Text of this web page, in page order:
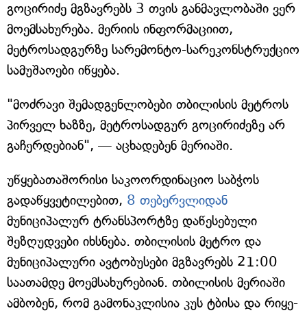
გოცირიძე მგზავრებს 3 თვის განმავლობაში ვერ
მოემსახურება. მერიის ინფორმაციით,
მეტროსადგურზე სარემონტო-სარეკონსტრუქციო
სამუშაოები იწყება.
"მოძრავი შემადგენლობები თბილისის მეტროს
პირველ ხაზზე, მეტროსადგურ გოცირიძეზე არ
გაჩერდებიან", — აცხადებენ მერიაში.
უწყებათაშორისი საკოორდინაციო საბჭოს
გადაწყვეტილებით, 8 თებერვლიდან
მუნიციპალურ ტრანსპორტზე დაწესებული
შეზღუდვები იხსნება. თბილისის მეტრო და
მუნიციპალური ავტობუსები მგზავრებს 21:00
საათამდე მოემსახურებიან. თბილისის მერიაში
ამბობენ, რომ გამონაკლისია კუს ტბისა და რიყე-